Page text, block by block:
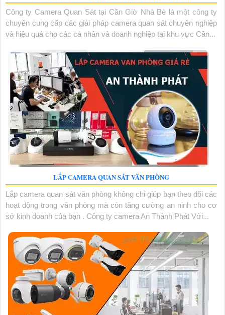
Công ty Camera Quan Sát tại Cần Giờ Nhà Bè là một công ty
chuyên cung cấp các giải pháp camera quan sát chuyên nghiệp
và hiệu quả cho các cá nhân và doanh nghiệp tại khu vực Cần...
LẮP CAMERA QUAN SÁT VĂN PHÒNG
Lắp camera quan sát văn phòng không chỉ giúp bạn theo dõi các
hoạt động trong văn phòng mà còn tăng cường an ninh cho cơ
sở kinh doanh của bạn . Công ty camera An Thành Phát Với...